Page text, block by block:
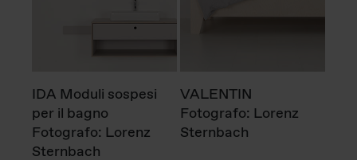
IDA Moduli sospesi
per il bagno
Fotografo: Lorenz
Sternbach
VALENTIN
Fotografo: Lorenz
Sternbach